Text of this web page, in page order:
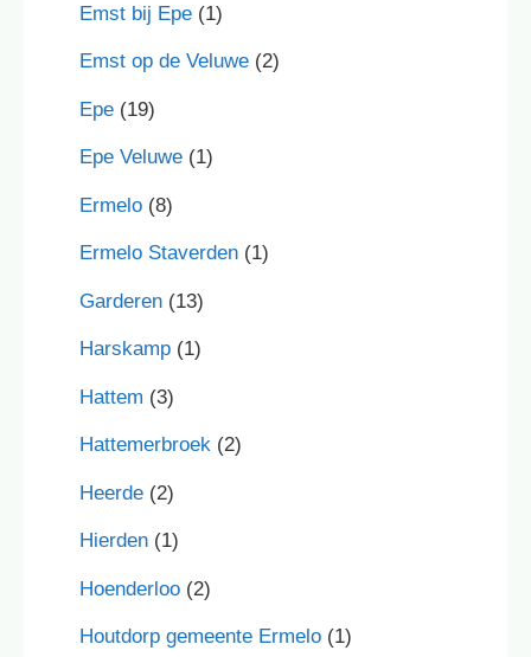
Emst bij Epe (1)
Emst op de Veluwe (2)
Epe (19)
Epe Veluwe (1)
Ermelo (8)
Ermelo Staverden (1)
Garderen (13)
Harskamp (1)
Hattem (3)
Hattemerbroek (2)
Heerde (2)
Hierden (1)
Hoenderloo (2)
Houtdorp gemeente Ermelo (1)